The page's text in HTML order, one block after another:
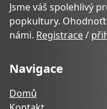
Jsme váš spolehlivý
popkultury.
námi. Registrace/
Navigace
Domů